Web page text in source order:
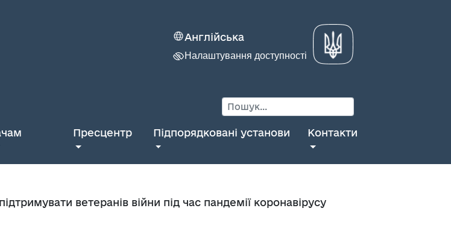
Англійська
Налаштування доступності
Пресцентр Підпорядковані установи Контакти
ветеранів війни під час пандемії коронавірусу